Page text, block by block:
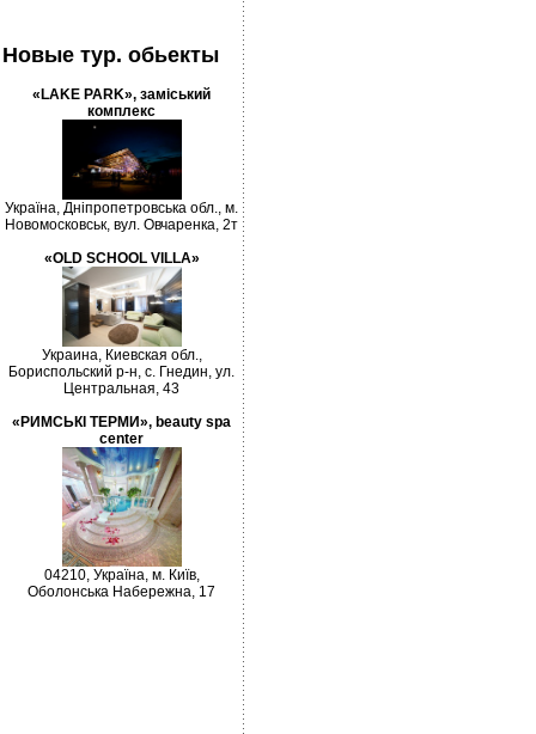
Новые тур. обьекты
«LAKE PARK», заміський
комплекс
Україна, Дніпропетровська обл., м.
Новомосковськ, вул. Овчаренка, 2т
«OLD SCHOOL VILLA»
Украина, Киевская обл.,
Бориспольский р-н, с. Гнедин, ул.
Центральная, 43
«РИМСЬКІ ТЕРМИ», beauty spa
center
04210, Україна, м. Київ,
Оболонська Набережна, 17